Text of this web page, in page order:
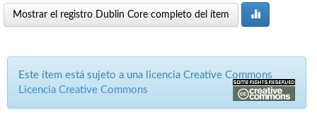
Mostrar el registro Dublin Core completo del ítem
Este ítem está sujeto a una licencia Creative Commons
Licencia Creative Commons